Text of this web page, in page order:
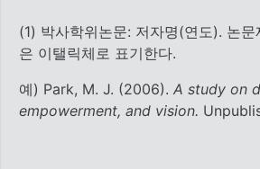
(1) 박사학위논문: 저자명(연도). 논
은 이탤릭체로 표기한다.
예) Park, M. J. (2006). A study on
empowerment, and vision.